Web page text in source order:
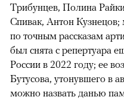
Трибунцев, Полина
Спивак, Антон Кузнецов;
по точным рассказам
был снята с репертуара
России в 2022 году; ее
Бутусова, утонувшего в
можно назвать данью